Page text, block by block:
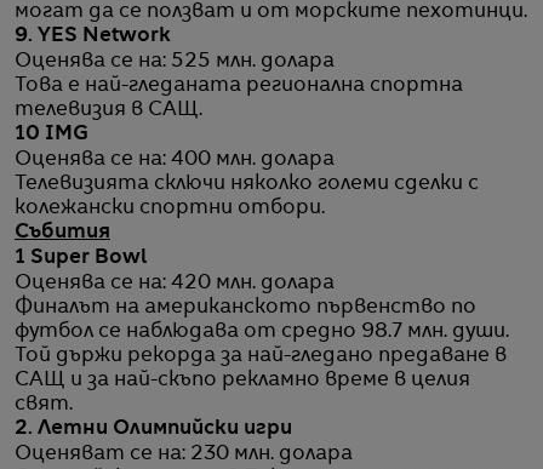
могат да се ползват и от морските пехотинци.
9. YES Network
Оценява се на: 525 млн. долара
Това е най-гледаната регионална спортна
телевизия в САЩ.
10 IMG
Оценява се на: 400 млн. долара
Телевизията сключи няколко големи сделки с
колежански спортни отбори.
Събития
1 Super Bowl
Оценява се на: 420 млн. долара
Финалът на американското първенство по
футбол се наблюдава от средно 98.7 млн. души.
Той държи рекорда за най-гледано предаване в
САЩ и за най-скъпо рекламно време в целия
свят.
2. Летни Олимпийски игри
Оценяват се на: 230 млн. долара